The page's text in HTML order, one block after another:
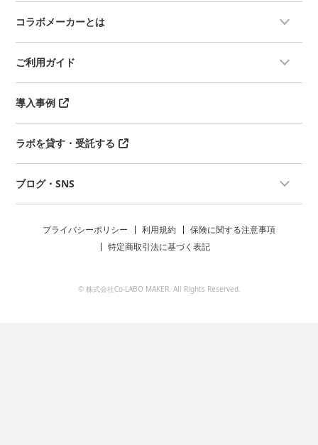
コラボメーカーとは
ご利用ガイド
導入事例
ラボを貸す・受託する
ブログ・SNS
プライバシーポリシー 利用規約
保険に関する注意事項
特定商取引法に基づく表記
© 株式会社Co-LABO MAKER. All Rights Reserved.